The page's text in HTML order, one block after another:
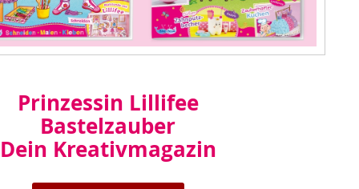
Prinzessin Lillifee
Bastelzauber
Dein Kreativmagazin